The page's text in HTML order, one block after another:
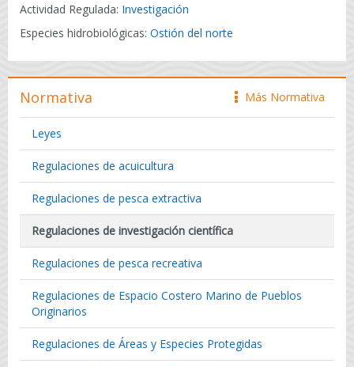
Actividad Regulada: Investigación
Especies hidrobiológicas: Ostión del norte
icono
Más Normativa
Normativa
Leyes
Regulaciones de acuicultura
Regulaciones de pesca extractiva
Regulaciones de investigación científica
Regulaciones de pesca recreativa
Regulaciones de Espacio Costero Marino de Pueblos
Originarios
Regulaciones de Áreas y Especies Protegidas